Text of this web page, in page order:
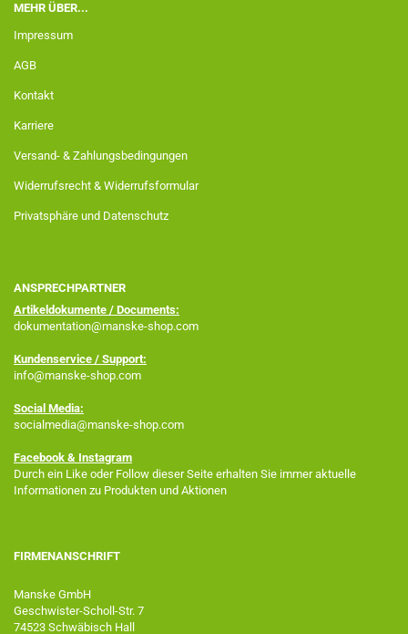
MEHR ÜBER...
Impressum
AGB
Kontakt
Karriere
Versand- & Zahlungsbedingungen
Widerrufsrecht & Widerrufsformular
Privatsphäre und Datenschutz
ANSPRECHPARTNER
Artikeldokumente / Documents:
dokumentation@manske-shop.com
Kundenservice / Support:
info@manske-shop.com
Social Media:
socialmedia@manske-shop.com
Facebook & Instagram
Durch ein Like oder Follow dieser Seite erhalten Sie immer aktuelle
Informationen zu Produkten und Aktionen
FIRMENANSCHRIFT
Manske GmbH
Geschwister-Scholl-Str. 7
74523 Schwäbisch Hall